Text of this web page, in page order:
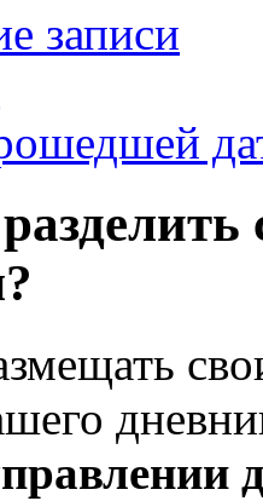
записи